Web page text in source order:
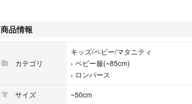
・商品名：ジュライ ボディ
・カラー：ブルー系ディテールあり
・定価：20,020円（税込）
・着用回数：退院時に数時間1度のみ
目立つ汚れや大きなダメージは見当たりませんが、あくまで自宅保
商品情報
カテゴリ
キッズ/ベビー/マタニティ
› ベビー服(~85cm)
› ロンパース
サイズ
~50cm